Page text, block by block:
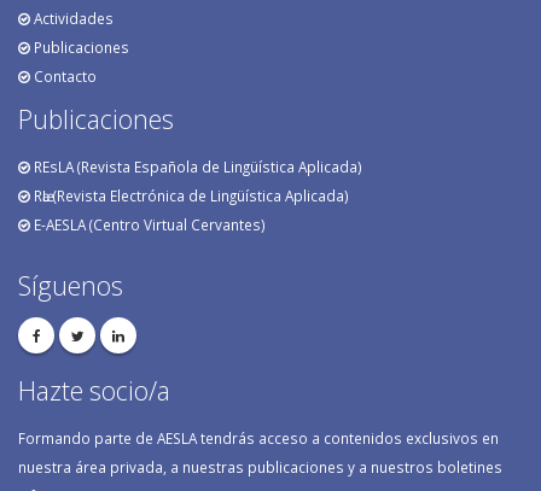
Actividades
Publicaciones
Contacto
Publicaciones
REsLA (Revista Española de Lingüística Aplicada)
RӕL (Revista Electrónica de Lingüística Aplicada)
E-AESLA (Centro Virtual Cervantes)
Síguenos
Hazte socio/a
Formando parte de AESLA tendrás acceso a contenidos exclusivos en
nuestra área privada, a nuestras publicaciones y a nuestros boletines